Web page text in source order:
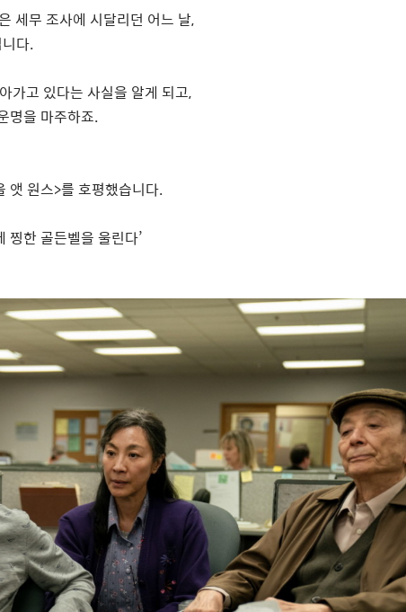
세무 조사에 시달리던 어느 날,
다.
가고 있다는 사실을 알게 되고,
명을 마주하죠.
앳 원스>를 호평했습니다.
찡한 골든벨을 울린다’